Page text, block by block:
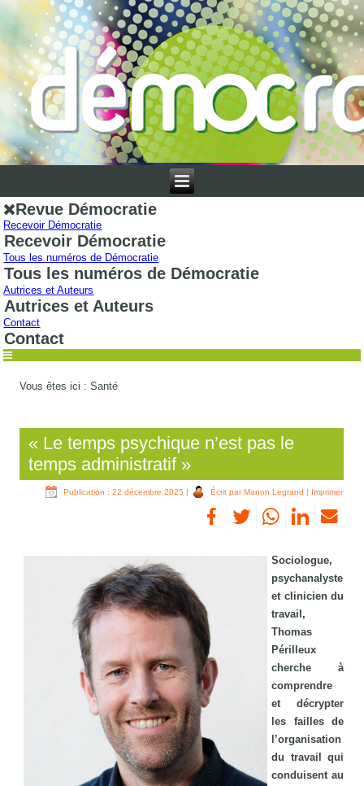
Revue Démocratie
Recevoir Démocratie
Recevoir Démocratie
Tous les numéros de Démocratie
Tous les numéros de Démocratie
Autrices et Auteurs
Autrices et Auteurs
Contact
Contact
Vous êtes ici :Santé
« Le temps psychique n’est pas le
temps administratif »
Publication : 22 décembre 2025 | Écrit par Manon Legrand| Imprimer
Sociologue,
psychanalyste
et clinicien du
travail,
Thomas
Périlleux
cherche à
comprendre
et décrypter
les failles de
l’organisation
du travail qui
conduisent au